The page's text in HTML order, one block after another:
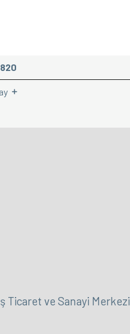
Ticaret ve Sanayi Merkezi